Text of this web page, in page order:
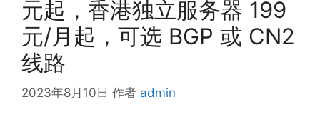
元起，香港独立服务器 199
元/月起，可选 BGP 或 CN2
线路
2023年8月10日 作者 admin